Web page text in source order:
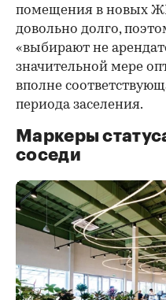
помещения в новых
довольно долго,
«выбирают не
значительной мере
вполне
периода заселения.
Маркеры
соседи